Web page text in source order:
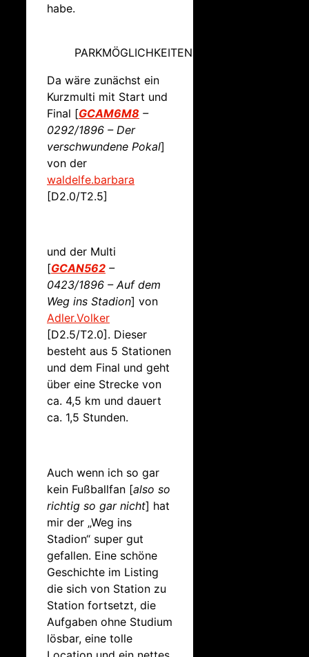
habe.
PARKMÖGLICHKEITEN GIBT ES BEI:
Da wäre zunächst ein
Kurzmulti mit Start und
Final [GCAM6M8 –
0292/1896 – Der
verschwundene Pokal]
von der
waldelfe.barbara
[D2.0/T2.5]
und der Multi
[GCAN562 –
0423/1896 – Auf dem
Weg ins Stadion] von
Adler.Volker
[D2.5/T2.0]. Dieser
besteht aus 5 Stationen
und dem Final und geht
über eine Strecke von
ca. 4,5 km und dauert
ca. 1,5 Stunden.
Auch wenn ich so gar
kein Fußballfan [also so
richtig so gar nicht] hat
mir der „Weg ins
Stadion“ super gut
gefallen. Eine schöne
Geschichte im Listing
die sich von Station zu
Station fortsetzt, die
Aufgaben ohne Studium
lösbar, eine tolle